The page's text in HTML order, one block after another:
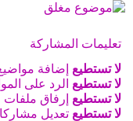
تعليمات المشاركة
لا تستطيع إضافة
لا تستطيع الرد على
لا تستطيع إرفاق ملفات
لا تستطيع تعديل